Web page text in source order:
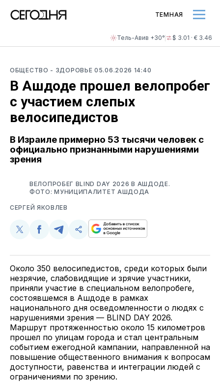
Тель-Авив +30° $ 3.01 · € 3.46
ТЕМНАЯ
ОБЩЕСТВО - ЗДОРОВЬЕ05.06.2026 14:40
В Ашдоде прошел велопробег
с участием слепых
велосипедистов
В Израиле примерно 53 тысячи человек с
официально признанными нарушениями
зрения
ВЕЛОПРОБЕГ BLIND DAY 2026 В АШДОДЕ.
ФОТО: МУНИЦИПАЛИТЕТ АШДОДА
СЕРГЕЙ ЯКОВЛЕВ
Поделиться
Twitter
Поделиться
Facebook
Поделиться
Telegram
Скопируйте
поделитесь
Около 350 велосипедистов, среди которых были
незрячие, слабовидящие и зрячие участники,
приняли участие в специальном велопробеге,
состоявшемся в Ашдоде в рамках
национального дня осведомленности о людях с
нарушениями зрения — BLIND DAY 2026.
Маршрут протяженностью около 15 километров
прошел по улицам города и стал центральным
событием ежегодной кампании, направленной на
повышение общественного внимания к вопросам
доступности, равенства и интеграции людей с
ограничениями по зрению.